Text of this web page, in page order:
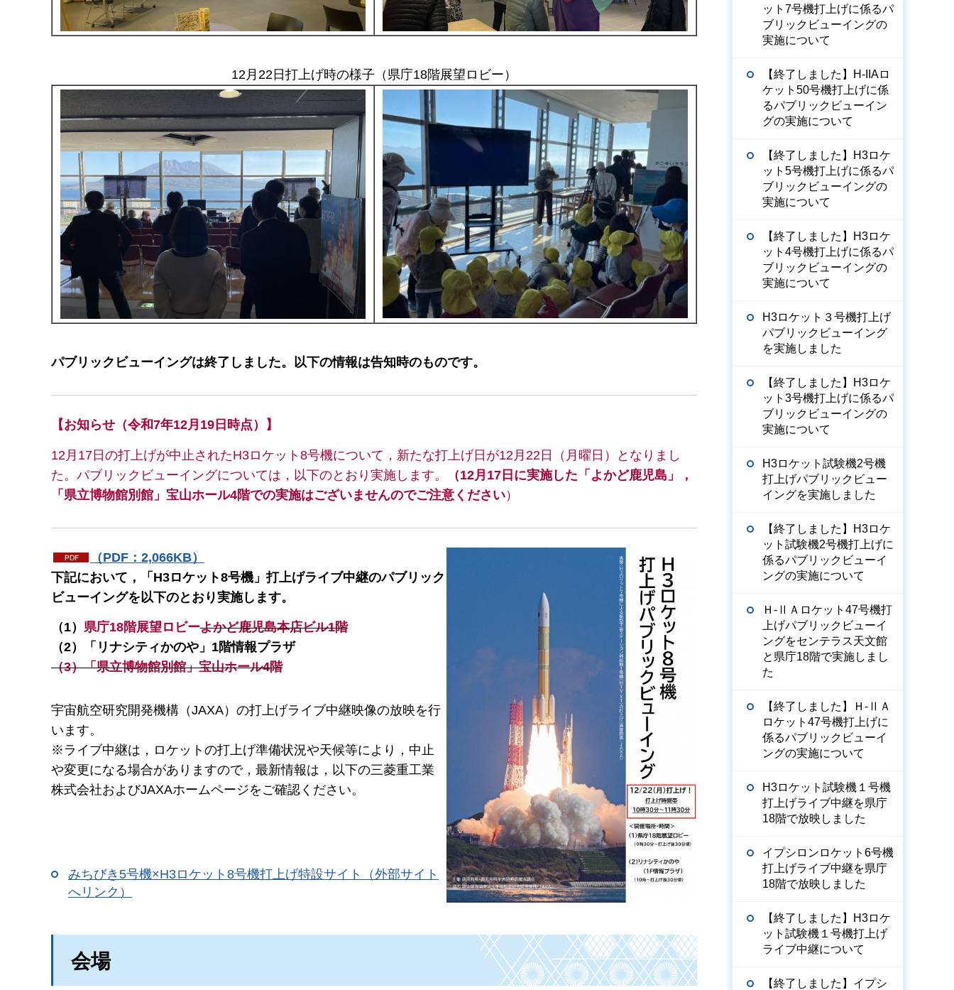
12月22日打上げ時の様子（県庁18階展望ロビー）
パブリックビューイングは終了しました。以下の情報は告知時のものです。
【お知らせ（令和7年12月19日時点）】
12月17日の打上げが中止されたH3ロケット8号機について，新たな打上げ日が12月22日（月曜日）となりまし
た。パブリックビューイングについては，以下のとおり実施します。
（12月17日に実施した「よかど鹿児島」，
「県立博物館別館」宝山ホール4階での実施はございませんのでご注意ください）
（PDF：2,066KB）
下記において，「H3ロケット8号機」打上げライブ中継のパブリック
ビューイングを以下のとおり実施します。
（1） 県庁18階展望ロビーよかど鹿児島本店ビル1階
（2）「リナシティかのや」1階情報プラザ
（3）「県立博物館別館」宝山ホール4階
宇宙航空研究開発機構（JAXA）の打上げライブ中継映像の放映を行
います。
※ライブ中継は，ロケットの打上げ準備状況や天候等により，中止
や変更になる場合がありますので，最新情報は，以下の三菱重工業
株式会社およびJAXAホームページをご確認ください。
みちびき5号機×H3ロケット8号機打上げ特設サイト
（外部サイト
へリンク）
会場
ット7号機打上げに係るパ
ブリックビューイングの
実施について
【終了しました】H-IIAロ
ケット50号機打上げに係
るパブリックビューイン
グの実施について
【終了しました】H3ロケ
ット5号機打上げに係るパ
ブリックビューイングの
実施について
【終了しました】H3ロケ
ット4号機打上げに係るパ
ブリックビューイングの
実施について
H3ロケット３号機打上げ
パブリックビューイング
を実施しました
【終了しました】H3ロケ
ット3号機打上げに係るパ
ブリックビューイングの
実施について
H3ロケット試験機2号機
打上げパブリックビュー
イングを実施しました
【終了しました】H3ロケ
ット試験機2号機打上げに
係るパブリックビューイ
ングの実施について
Ｈ-ⅡＡロケット47号機打
上げパブリックビューイ
ングをセンテラス天文館
と県庁18階で実施しまし
た
【終了しました】Ｈ-ⅡＡ
ロケット47号機打上げに
係るパブリックビューイ
ングの実施について
H3ロケット試験機１号機
打上げライブ中継を県庁
18階で放映しました
イプシロンロケット6号機
打上げライブ中継を県庁
18階で放映しました
【終了しました】H3ロケ
ット試験機１号機打上げ
ライブ中継について
【終了しました】イプシ